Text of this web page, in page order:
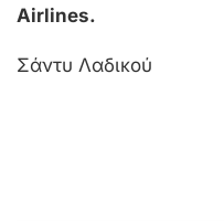
Airlines.
Σάντυ Λαδικού